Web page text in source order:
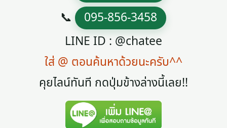
📞 095-856-3458
LINE ID : @chatee
ใส่ @ ตอนค้นหาด้วยนะครับ^^
คุยไลน์ทันที กดปุ่มข้างล่างนี้เลย!!